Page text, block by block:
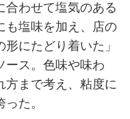
合わせて塩気のある
も塩味を加え、店の
にたどり着いた」
ース。色味や味わ
方まで考え、粘度に
た。